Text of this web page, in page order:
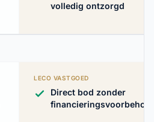
volledig ontzorgd
LECO VASTGOED
Direct bod zonder